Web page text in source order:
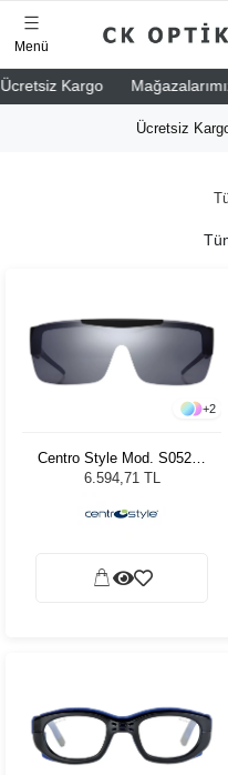
Kargo Mağazalarımız
Menü
Ücretsiz
+2
Centro Style Mod. S05220
002
6.594,71 TL